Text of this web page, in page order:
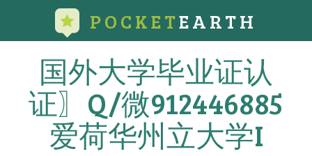
POCKETEARTH
国外大学毕业证认
证〗Q/微912446885
爱荷华州立大学I